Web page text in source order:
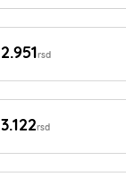
2.951rsd
3.122rsd